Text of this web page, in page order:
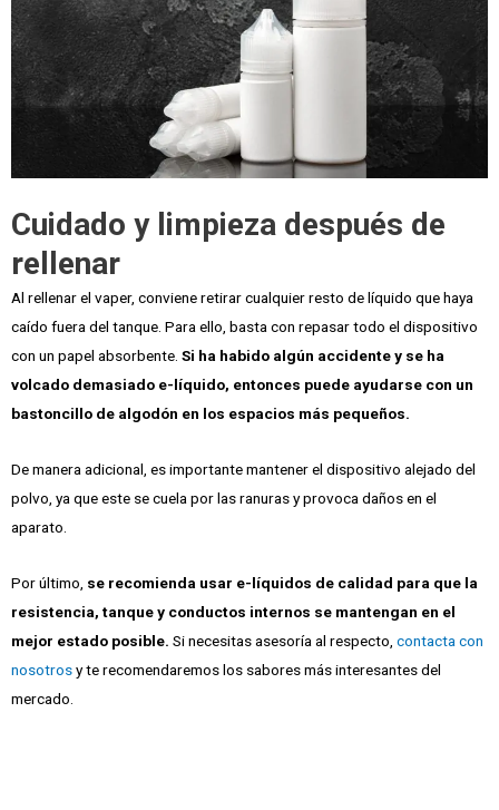
Cuidado y limpieza después de
rellenar
Al rellenar el vaper, conviene retirar cualquier resto de líquido que haya
caído fuera del tanque. Para ello, basta con repasar todo el dispositivo
con un papel absorbente. Si ha habido algún accidente y se ha
volcado demasiado e-líquido, entonces puede ayudarse con un
bastoncillo de algodón en los espacios más pequeños.
De manera adicional, es importante mantener el dispositivo alejado del
polvo, ya que este se cuela por las ranuras y provoca daños en el
aparato.
Por último, se recomienda usar e-líquidos de calidad para que la
resistencia, tanque y conductos internos se mantengan en el
mejor estado posible. Si necesitas asesoría al respecto, contacta con
nosotrosy te recomendaremos los sabores más interesantes del
mercado.